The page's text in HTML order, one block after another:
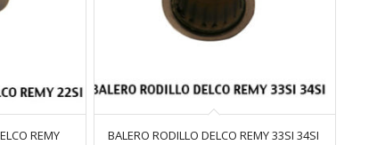
REMY
BALERO RODILLO DELCO REMY 33SI 34SI